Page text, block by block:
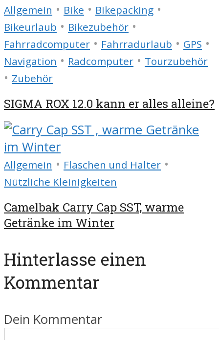
Allgemein • Bike • Bikepacking •
Bikeurlaub • Bikezubehör •
Fahrradcomputer • Fahrradurlaub • GPS •
Navigation • Radcomputer • Tourzubehör
• Zubehör
SIGMA ROX 12.0 kann er alles alleine?
Allgemein • Flaschen und Halter •
Nützliche Kleinigkeiten
Camelbak Carry Cap SST, warme
Getränke im Winter
Hinterlasse einen
Kommentar
Dein Kommentar